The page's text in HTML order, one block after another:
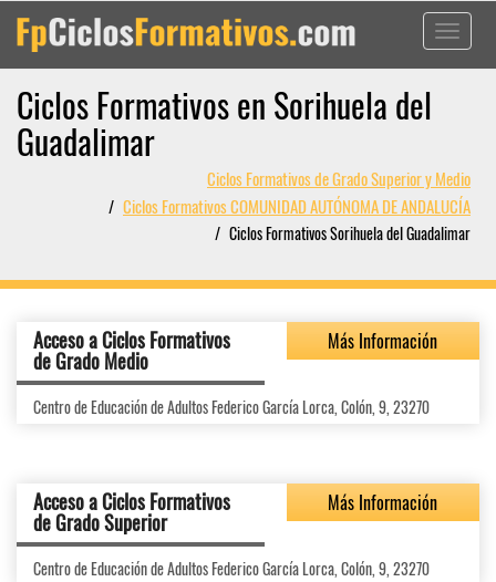
Toggle
Ciclos Formativos en Sorihuela del
Guadalimar
Ciclos Formativos de Grado Superior y Medio
Ciclos Formativos COMUNIDAD AUTÓNOMA DE ANDALUCÍA
Ciclos Formativos Sorihuela del Guadalimar
Acceso a Ciclos Formativos
de Grado Medio
Más Información
Centro de Educación de Adultos Federico García Lorca, Colón, 9, 23270
Acceso a Ciclos Formativos
de Grado Superior
Más Información
Centro de Educación de Adultos Federico García Lorca, Colón, 9, 23270